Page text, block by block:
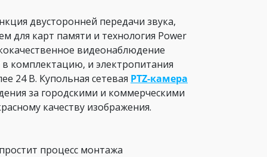
двусторонней передачи звука,
для карт памяти и технология Power
видеонаблюдение
в комплектацию, и электропитания
24 В. Купольная сетевая PTZ-камера
за городскими и коммерческими
качеству изображения.
процесс монтажа